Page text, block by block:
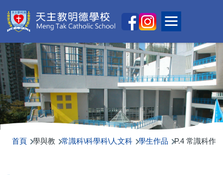
Toggle
Main
首頁 學與教 常識科\科學科\人文科 學生作品 P.4 常識科作品